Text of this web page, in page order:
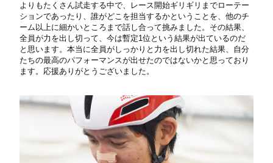
よりもたくさん試走する中で、レース開始ギリギリまでローテー
ションであったり、誰がどこを担当するかということを、他のチ
ーム以上に細かいところまで話し合って挑みました。その結果、
全員が力を出し切って、今は暫定1位という結果が出ているのだ
と思います。本当に全員がしっかりと力を出し切れた結果、自分
たちの最高のパフォーマンスが出せたのではないかと思っており
ます。応援ありがとうございました。